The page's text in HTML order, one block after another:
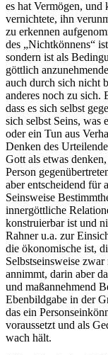
es hat Vermögen, und
vernichtete, ihn
zu erkennen
des „Nichtkönnens“
sondern ist als
göttlich
auch durch sich nicht
anderes noch zu sich.
dass es sich selbst
sich selbst Seins, was
oder ein Tun aus
Denken des
Gott als etwas
Person
aber entscheidend für
Seinsweise
innergöttliche
konstruierbar ist und
Rahner u.a. zur
die ökonomische ist,
Selbstseinsweise
annimmt, darin aber
und maßannehmend
Ebenbildgabe in der
das ein
voraussetzt und als
wach hält.